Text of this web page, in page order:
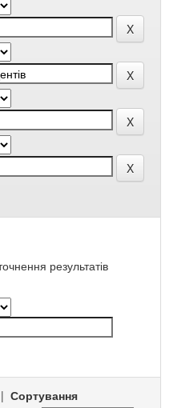
результатів
| Сортування